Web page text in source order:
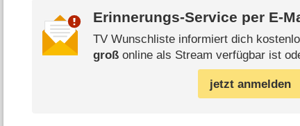
Erinnerungs-Service per E-
TV Wunschliste informiert dich
großonline als Stream verfügbar ist
jetzt anmelden